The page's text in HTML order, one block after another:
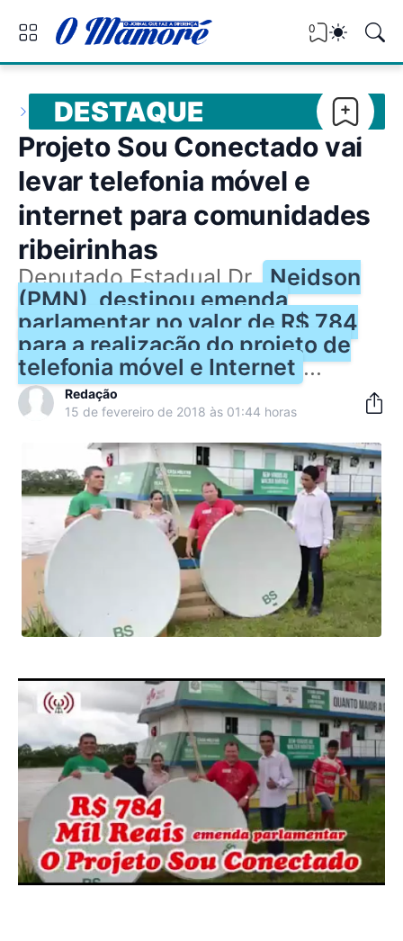
0
DESTAQUE
Projeto Sou Conectado vai
levar telefonia móvel e
internet para comunidades
ribeirinhas
Deputado Estadual Dr. Neidson
(PMN), destinou emenda
parlamentar no valor de R$ 784
para a realização do projeto de
telefonia móvel e Internet ...
Redação
15 de fevereiro de 2018 às 01:44 horas